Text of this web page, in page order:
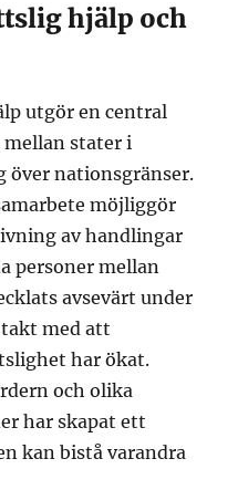
hjälp och
utgör en central
stater i
över nationsgränser.
möjliggör
av handlingar
personer mellan
avsevärt under
takt med att
har ökat.
och olika
har skapat ett
kan bistå varandra